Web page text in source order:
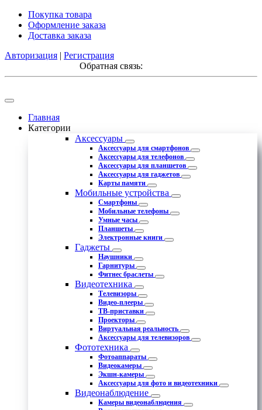
Покупка товара
Оформление заказа
Доставка заказа
Авторизация | Регистрация
Обратная связь:
Главная
Категории
Аксессуары
Аксессуары для смартфонов
Аксессуары для телефонов
Аксессуары для планшетов
Аксессуары для гаджетов
Карты памяти
Мобильные устройства
Смартфоны
Мобильные телефоны
Умные часы
Планшеты
Электронные книги
Гаджеты
Наушники
Гарнитуры
Фитнес браслеты
Видеотехника
Телевизоры
Видео-плееры
ТВ-приставки
Проекторы
Виртуальная реальность
Аксессуары для телевизоров
Фототехника
Фотоаппараты
Видеокамеры
Экшн-камеры
Аксессуары для фото и видеотехники
Видеонаблюдение
Камеры видеонаблюдения